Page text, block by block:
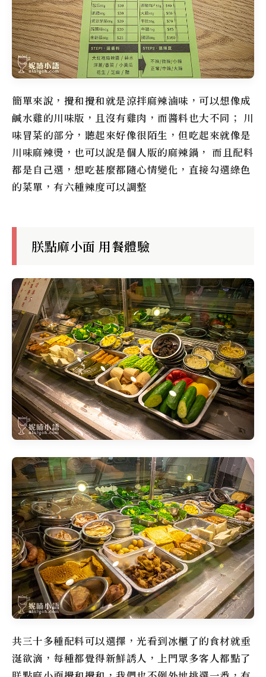
簡單來說，攪和攪和就是涼拌麻辣滷味，可以想像成
鹹水雞的川味版，且沒有雞肉，而醬料也大不同； 川
味冒菜的部分，聽起來好像很陌生，但吃起來就像是
川味麻辣燙，也可以說是個人版的麻辣鍋， 而且配料
都是自己選，想吃甚麼都隨心情變化，直接勾選綠色
的菜單，有六種辣度可以調整
朕點麻小面 用餐體驗
共三十多種配料可以選擇，光看到冰櫃了的食材就垂
涎欲滴，每種都覺得新鮮誘人，上門眾多客人都點了